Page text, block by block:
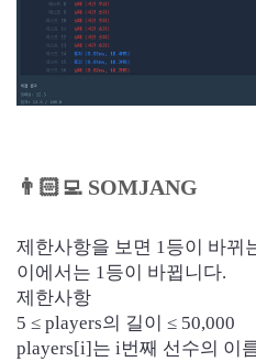
👨🏻‍💻 SOMJANG
제한사항을 보면 1등이 바뀌
이에서는 1등이 바뀝니다.
제한사항
5 ≤ players의 길이 ≤ 50,000
players[i]는 i번째 선수의 이